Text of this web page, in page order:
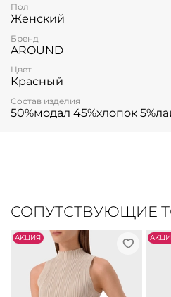
Пол
Женский
Бренд
AROUND
Цвет
Красный
Состав изделия
50%модал 45%хлопок
СОПУТСТВУЮЩИЕ
АKЦИЯ